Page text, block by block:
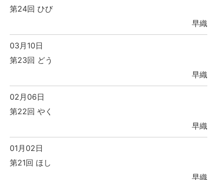
第24回 ひび
早織
03月10日
第23回 どう
早織
02月06日
第22回 やく
早織
01月02日
第21回 ほし
早織